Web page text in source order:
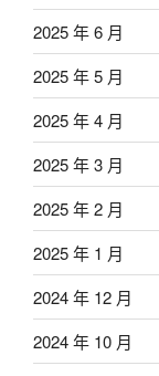
2025 年 6 月
2025 年 5 月
2025 年 4 月
2025 年 3 月
2025 年 2 月
2025 年 1 月
2024 年 12 月
2024 年 10 月